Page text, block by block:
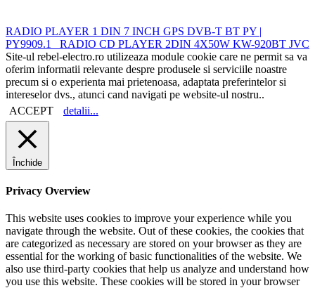
RADIO PLAYER 1 DIN 7 INCH GPS DVB-T BT PY |
PY9909.1
RADIO CD PLAYER 2DIN 4X50W KW-920BT JVC
Site-ul rebel-electro.ro utilizeaza module cookie care ne permit sa va
oferim informatii relevante despre produsele si serviciile noastre
precum si o experienta mai prietenoasa, adaptata preferintelor si
intereselor dvs., atunci cand navigati pe website-ul nostru..
ACCEPT
detalii...
Închide
Privacy Overview
This website uses cookies to improve your experience while you
navigate through the website. Out of these cookies, the cookies that
are categorized as necessary are stored on your browser as they are
essential for the working of basic functionalities of the website. We
also use third-party cookies that help us analyze and understand how
you use this website. These cookies will be stored in your browser